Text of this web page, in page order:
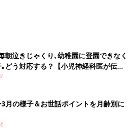
朝泣きじゃくり､幼稚園に登園できなく
どう対応する？【小児神経科医が伝え
り〜】
3月の様子＆お世話ポイントを月齢別に